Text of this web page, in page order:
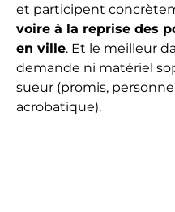
et participent
voire à la reprise des
en ville. Et le meilleur
demande ni matériel
sueur (promis,
acrobatique).